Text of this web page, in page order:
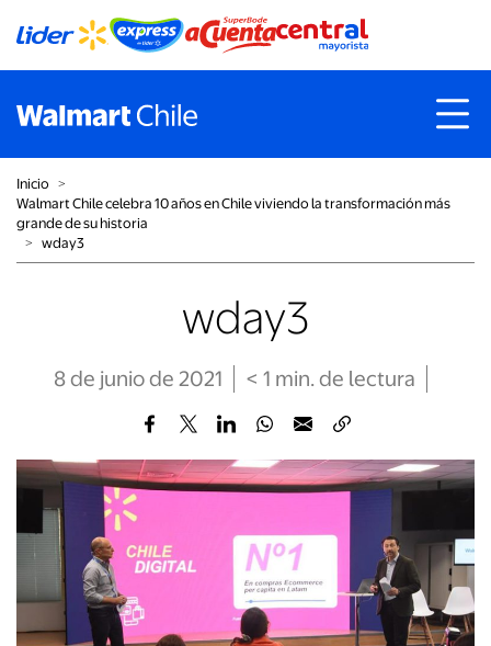
Inicio ˃
Walmart Chile celebra 10 años en Chile viviendo la transformación más
grande de su historia
˃ wday3
wday3
8 de junio de 2021 < 1 min. de lectura